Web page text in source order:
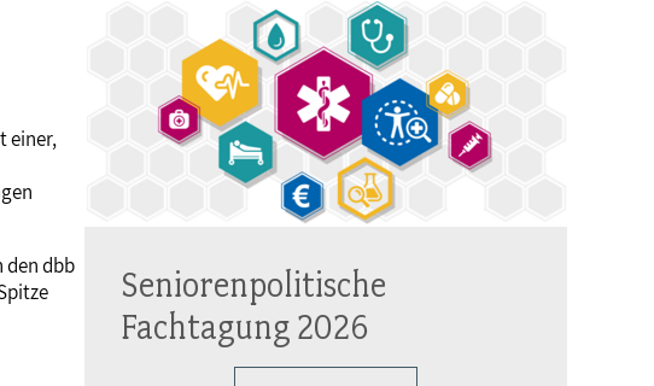
einer,
den dbb
Seniorenpolitische
Fachtagung 2026